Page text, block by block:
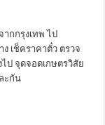
กกรุงเทพ ไป
เช็คราคาตั๋ว ตรวจ
ป จุดจอดเกษตรวิสัย
ะกัน